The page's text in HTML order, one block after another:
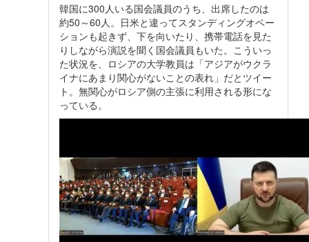
韓国に300人いる国会議員のうち、出席したのは
約50～60人。日米と違ってスタンディングオベー
ションも起きず、下を向いたり、携帯電話を見た
りしながら演説を聞く国会議員もいた。こういっ
た状況を、ロシアの大学教員は「アジアがウクラ
イナにあまり関心がないことの表れ」だとツイー
ト。無関心がロシア側の主張に利用される形にな
っている。